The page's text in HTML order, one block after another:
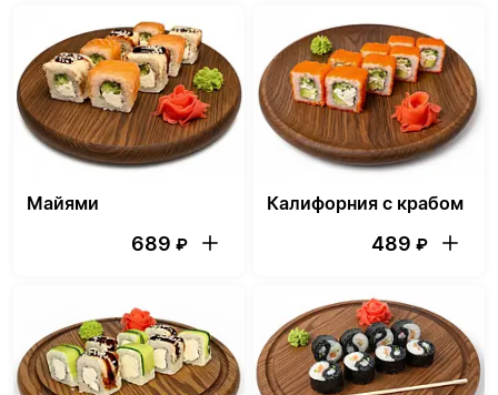
Майями
689 ₽
Калифорния с крабом
489 ₽